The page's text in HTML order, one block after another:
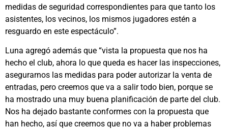
medidas de seguridad correspondientes para que tanto los
asistentes, los vecinos, los mismos jugadores estén a
resguardo en este espectáculo”.
Luna agregó además que “vista la propuesta que nos ha
hecho el club, ahora lo que queda es hacer las inspecciones,
asegurarnos las medidas para poder autorizar la venta de
entradas, pero creemos que va a salir todo bien, porque se
ha mostrado una muy buena planificación de parte del club.
Nos ha dejado bastante conformes con la propuesta que
han hecho, así que creemos que no va a haber problemas